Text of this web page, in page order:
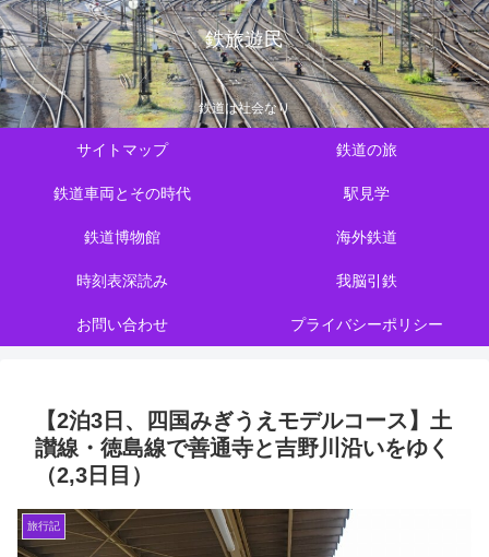
鉄旅遊民
鉄道は社会なり
サイトマップ 鉄道の旅
鉄道車両とその時代 駅見学
鉄道博物館 海外鉄道
時刻表深読み 我脳引鉄
お問い合わせ プライバシーポリシー
【2泊3日、四国みぎうえモデルコース】土
讃線・徳島線で善通寺と吉野川沿いをゆく
（2,3日目）
旅行記